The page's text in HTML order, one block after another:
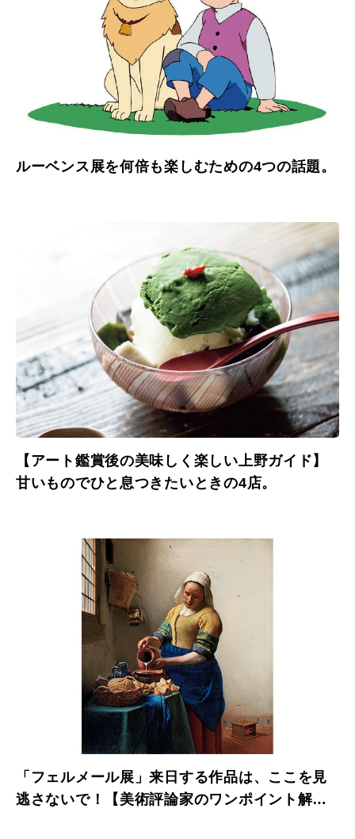
ルーベンス展を何倍も楽しむための4つの話題。
【アート鑑賞後の美味しく楽しい上野ガイド】
甘いものでひと息つきたいときの4店。
「フェルメール展」来日する作品は、ここを見
逃さないで！【美術評論家のワンポイント解説